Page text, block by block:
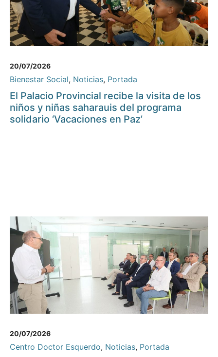
20/07/2026
Bienestar Social, Noticias, Portada
El Palacio Provincial recibe la visita de los
niños y niñas saharauis del programa
solidario ‘Vacaciones en Paz’
20/07/2026
Centro Doctor Esquerdo, Noticias, Portada